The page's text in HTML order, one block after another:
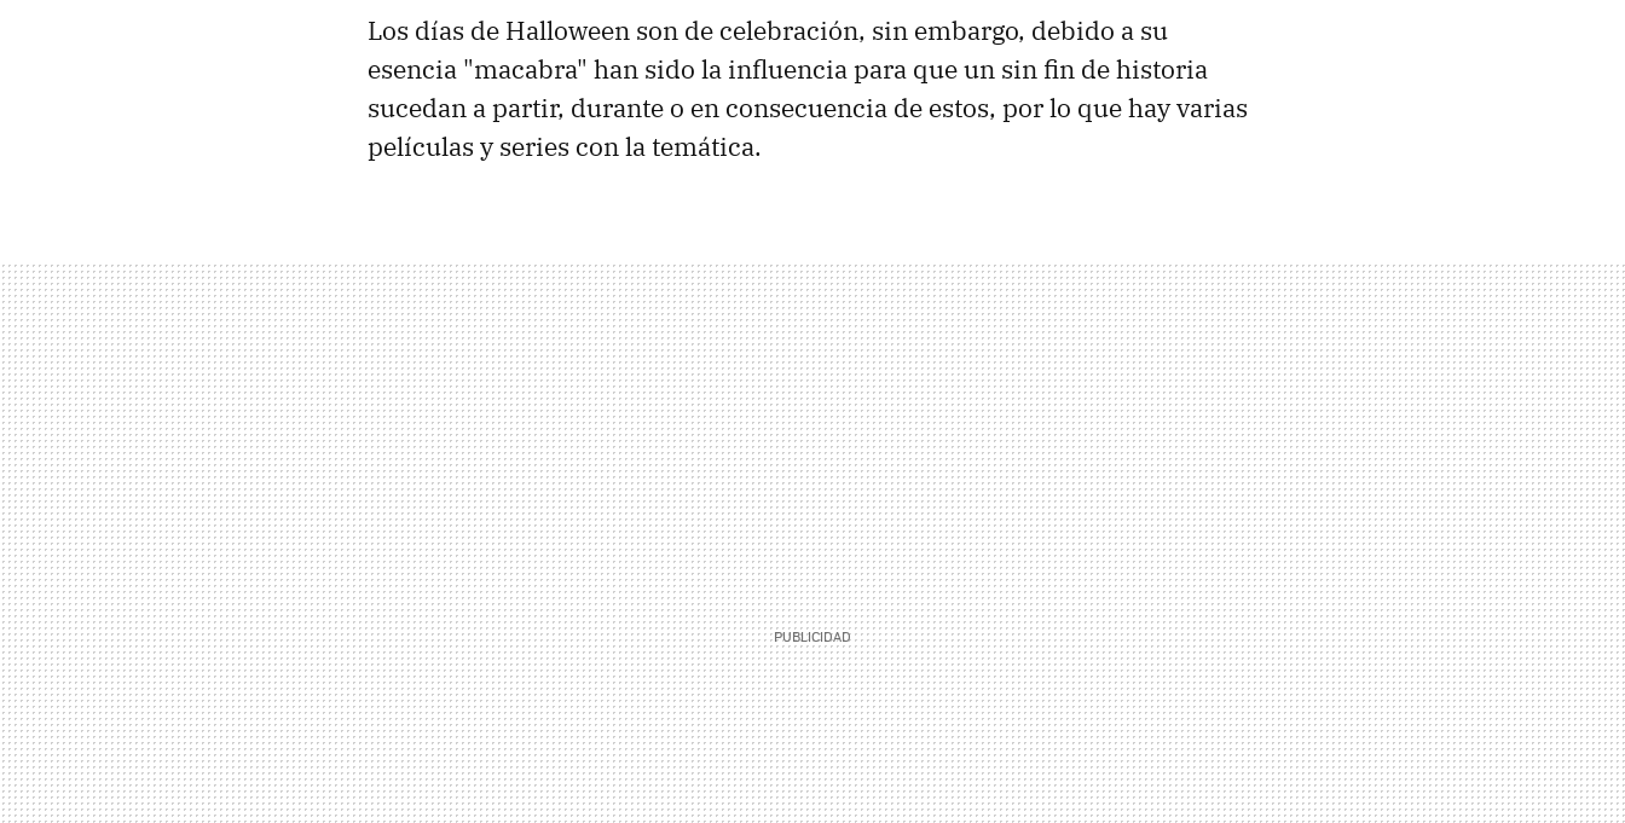
Los días de Halloween son de celebración, sin embargo, debido a su
esencia "macabra" han sido la influencia para que un sin fin de historia
sucedan a partir, durante o en consecuencia de estos, por lo que hay varias
películas y series con la temática.